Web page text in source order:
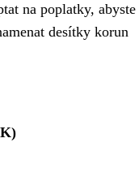
na poplatky, abyste
desítky korun